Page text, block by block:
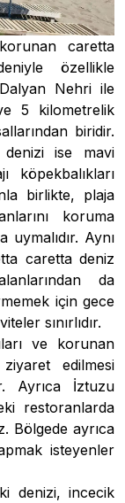
caretta
özellikle
Nehri ile
5 kilometrelik
biridir.
denizi ise mavi
köpekbalıkları
birlikte, plaja
koruma
Aynı
caretta deniz
da
için gece
sınırlıdır.
ve korunan
edilmesi
Ayrıca İztuzu
restoranlarda
Bölgede ayrıca
isteyenler
denizi, incecik